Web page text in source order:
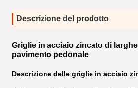
Descrizione del prodotto
Griglie in acciaio zincato di
pavimento pedonale
Descrizione delle griglie in acciaio